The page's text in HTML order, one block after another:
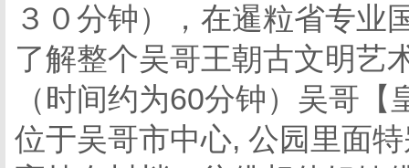
３０分钟），在暹粒省专业
了解整个吴哥王朝古文明艺
（时间约为60分钟）吴哥
位于吴哥市中心, 公园里面